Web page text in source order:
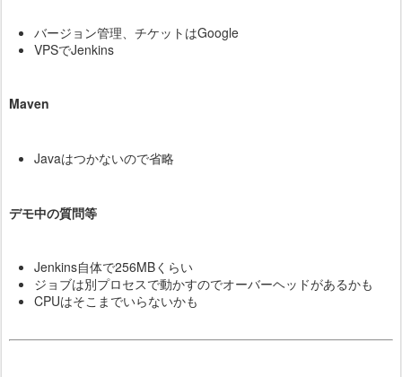
バージョン管理、チケットはGoogle
VPSでJenkins
Maven
Javaはつかないので省略
デモ中の質問等
Jenkins自体で256MBくらい
ジョブは別プロセスで動かすのでオーバーヘッドがあるかも
CPUはそこまでいらないかも